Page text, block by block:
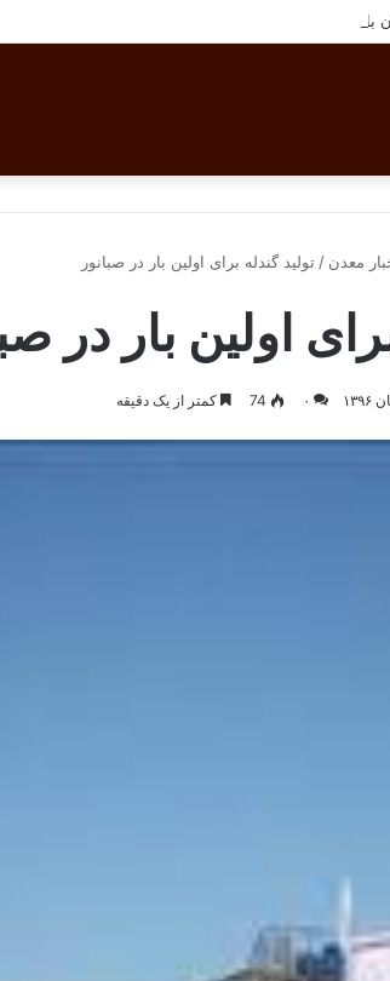
معدن / تولید گندله برای اولین بار در صبانور
اولین بار در
۰ 74 کمتر از یک دقیقه